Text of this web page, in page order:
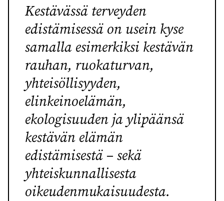
Kestävässä terveyden
edistämisessä on usein kyse
samalla esimerkiksi kestävän
rauhan, ruokaturvan,
yhteisöllisyyden,
elinkeinoelämän,
ekologisuuden ja ylipäänsä
kestävän elämän
edistämisestä – sekä
yhteiskunnallisesta
oikeudenmukaisuudesta.